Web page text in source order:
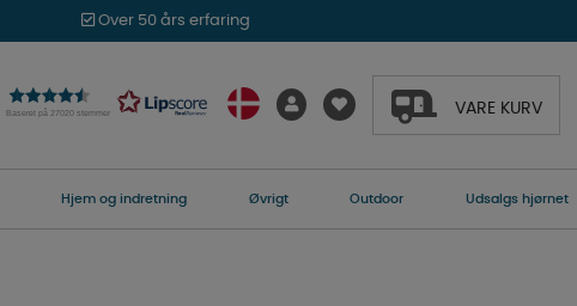
Over 50 års erfaring
Baseret på 27020 stemmer VARE KURV
Hjem og indretning Øvrigt Outdoor Udsalgs hjørnet